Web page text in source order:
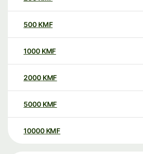
500 KMF
1000 KMF
2000 KMF
5000 KMF
10000 KMF